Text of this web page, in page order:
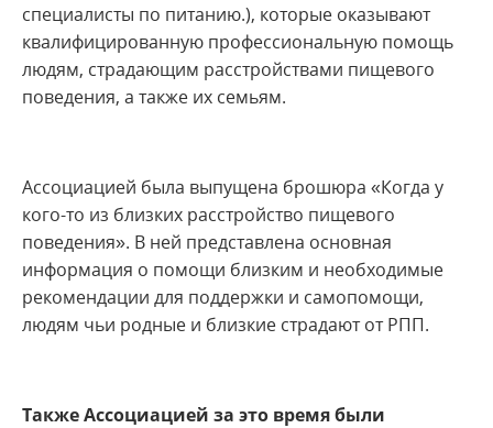
специалисты по питанию.), которые оказывают
квалифицированную профессиональную помощь
людям, страдающим расстройствами пищевого
поведения, а также их семьям.
Ассоциацией была выпущена брошюра «Когда у
кого-то из близких расстройство пищевого
поведения». В ней представлена основная
информация о помощи близким и необходимые
рекомендации для поддержки и самопомощи,
людям чьи родные и близкие страдают от РПП.
Также Ассоциацией за это время были